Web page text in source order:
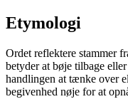
Etymologi
Ordet reflektere stammer
betyder at bøje tilbage
handlingen at tænke over
begivenhed nøje for at